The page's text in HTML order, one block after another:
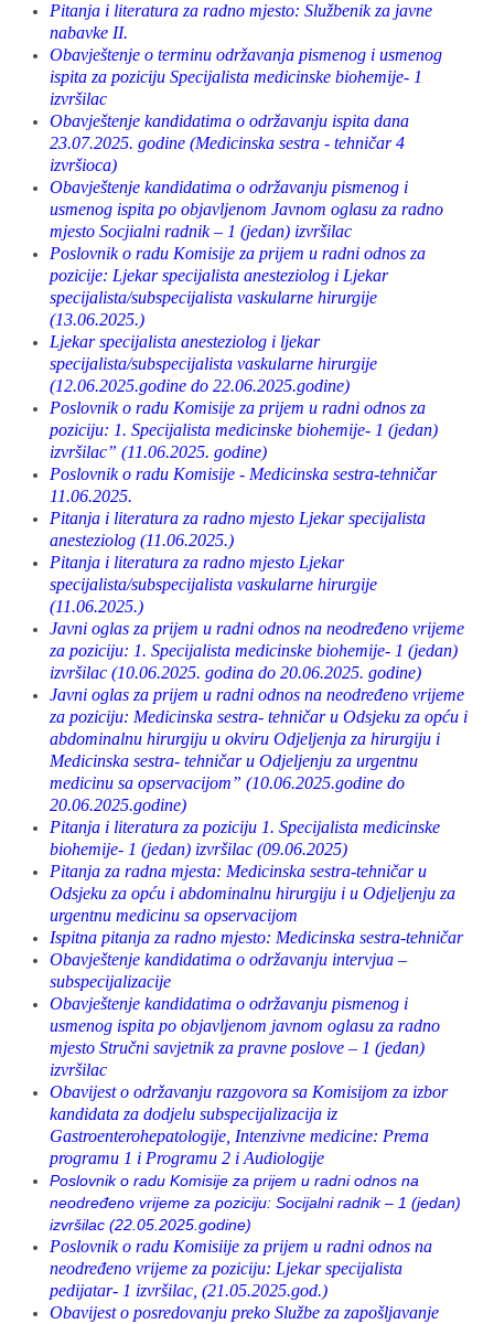
Pitanja i literatura za radno mjesto: Službenik za javne
nabavke II.
Obavještenje o terminu održavanja pismenog i usmenog
ispita za poziciju Specijalista medicinske biohemije- 1
izvršilac
Obavještenje kandidatima o održavanju ispita dana
23.07.2025. godine (Medicinska sestra - tehničar 4
izvršioca)
Obavještenje kandidatima o održavanju pismenog i
usmenog ispita po objavljenom Javnom oglasu za radno
mjesto Socjialni radnik – 1 (jedan) izvršilac
Poslovnik o radu Komisije za prijem u radni odnos za
pozicije: Ljekar specijalista anesteziolog i Ljekar
specijalista/subspecijalista vaskularne hirurgije
(13.06.2025.)
Ljekar specijalista anesteziolog i ljekar
specijalista/subspecijalista vaskularne hirurgije
(12.06.2025.godine do 22.06.2025.godine)
Poslovnik o radu Komisije za prijem u radni odnos za
poziciju: 1. Specijalista medicinske biohemije- 1 (jedan)
izvršilac” (11.06.2025. godine)
Poslovnik o radu Komisije - Medicinska sestra-tehničar
11.06.2025.
Pitanja i literatura za radno mjesto Ljekar specijalista
anesteziolog (11.06.2025.)
Pitanja i literatura za radno mjesto Ljekar
specijalista/subspecijalista vaskularne hirurgije
(11.06.2025.)
Javni oglas za prijem u radni odnos na neodređeno vrijeme
za poziciju: 1. Specijalista medicinske biohemije- 1 (jedan)
izvršilac (10.06.2025. godina do 20.06.2025. godine)
Javni oglas za prijem u radni odnos na neodređeno vrijeme
za poziciju: Medicinska sestra- tehničar u Odsjeku za opću i
abdominalnu hirurgiju u okviru Odjeljenja za hirurgiju i
Medicinska sestra- tehničar u Odjeljenju za urgentnu
medicinu sa opservacijom” (10.06.2025.godine do
20.06.2025.godine)
Pitanja i literatura za poziciju 1. Specijalista medicinske
biohemije- 1 (jedan) izvršilac (09.06.2025)
Pitanja za radna mjesta: Medicinska sestra-tehničar u
Odsjeku za opću i abdominalnu hirurgiju i u Odjeljenju za
urgentnu medicinu sa opservacijom
Ispitna pitanja za radno mjesto: Medicinska sestra-tehničar
Obavještenje kandidatima o održavanju intervjua –
subspecijalizacije
Obavještenje kandidatima o održavanju pismenog i
usmenog ispita po objavljenom javnom oglasu za radno
mjesto Stručni savjetnik za pravne poslove – 1 (jedan)
izvršilac
Obavijest o održavanju razgovora sa Komisijom za izbor
kandidata za dodjelu subspecijalizacija iz
Gastroenterohepatologije, Intenzivne medicine: Prema
programu 1 i Programu 2 i Audiologije
Poslovnik o radu Komisije za prijem u radni odnos na
neodređeno vrijeme za poziciju: Socijalni radnik – 1 (jedan)
izvršilac (22.05.2025.godine)
Poslovnik o radu Komisiije za prijem u radni odnos na
neodređeno vrijeme za poziciju: Ljekar specijalista
pedijatar- 1 izvršilac, (21.05.2025.god.)
Obavijest o posredovanju preko Službe za zapošljavanje